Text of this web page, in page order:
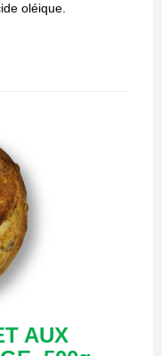
oléique.
AUX